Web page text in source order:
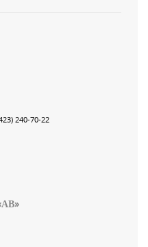
240-70-22